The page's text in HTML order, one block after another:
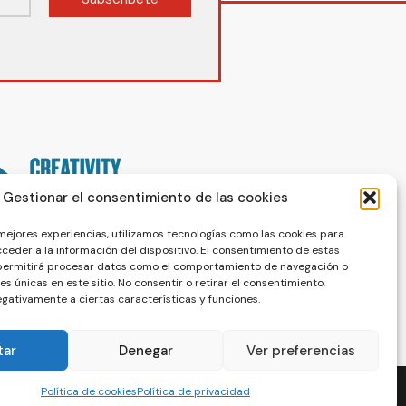
Gestionar el consentimiento de las cookies
experiencias, utilizamos tecnologías como las cookies para
a la información del dispositivo. El consentimiento de estas
procesar datos como el comportamiento de navegación o
únicas en este sitio. No consentir o retirar el consentimiento,
a ciertas características y funciones.
Denegar Ver preferencias
Política de cookiesPolítica de privacidad